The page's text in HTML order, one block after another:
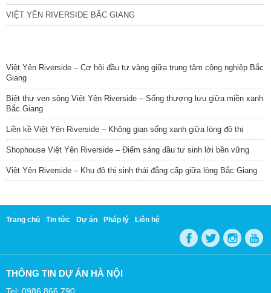
VIỆT YÊN RIVERSIDE BẮC GIANG
Việt Yên Riverside – Cơ hội đầu tư vàng giữa trung tâm công nghiệp Bắc
Giang
Biệt thự ven sông Việt Yên Riverside – Sống thượng lưu giữa miền xanh
Bắc Giang
Liền kề Việt Yên Riverside – Không gian sống xanh giữa lòng đô thị
Shophouse Việt Yên Riverside – Điểm sáng đầu tư sinh lời bền vững
Việt Yên Riverside – Khu đô thị sinh thái đẳng cấp giữa lòng Bắc Giang
Trang chủ Tin tức Dự án Pháp lý Liên hệ
THÔNG TIN DỰ ÁN HÀ NỘI